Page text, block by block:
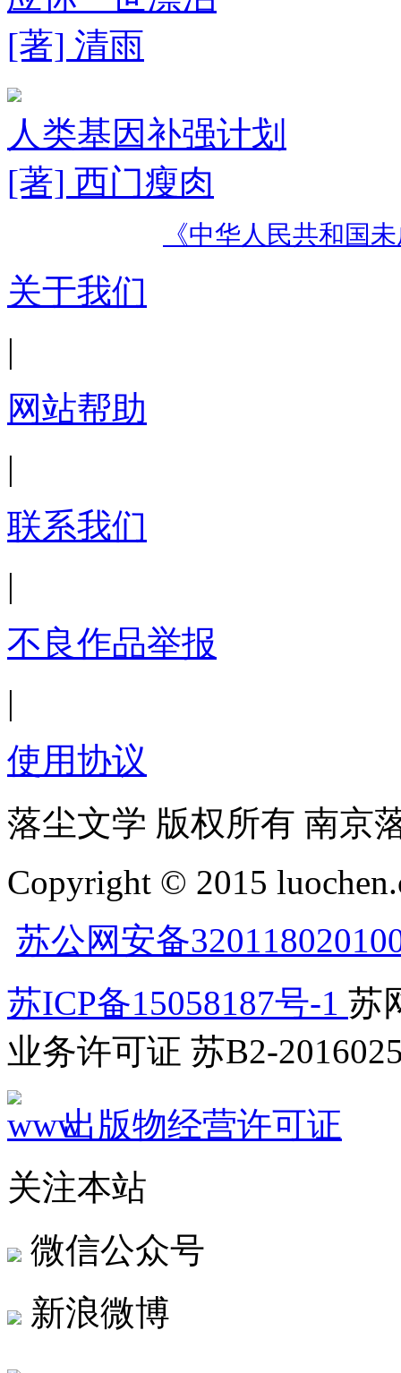
[著] 清雨
人类基因补强计划
[著] 西门瘦肉
《中华人民共和国
关于我们
|
网站帮助
|
联系我们
|
不良作品举报
|
使用协议
落尘文学 版权所有 南京
Copyright © 2015
苏公网安备
苏ICP备15058187号-1 苏
业务许可证 苏B2-
出版物经营许可证
关注本站
微信公众号
新浪微博